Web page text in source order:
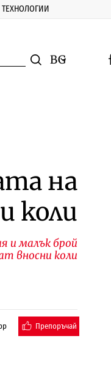
ТЕХНОЛОГИИ
Смяна на
на
коли
и малък брой
вносни коли
Препоръчай